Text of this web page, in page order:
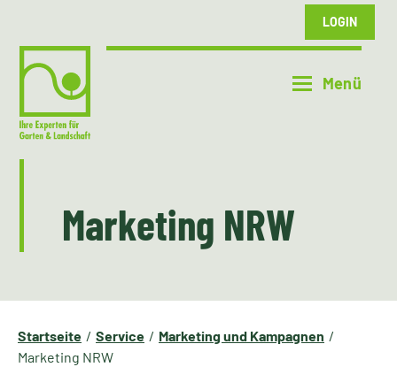
LOGIN
Marketing NRW
Startseite Service
Marketing und Kampagnen
Marketing NRW